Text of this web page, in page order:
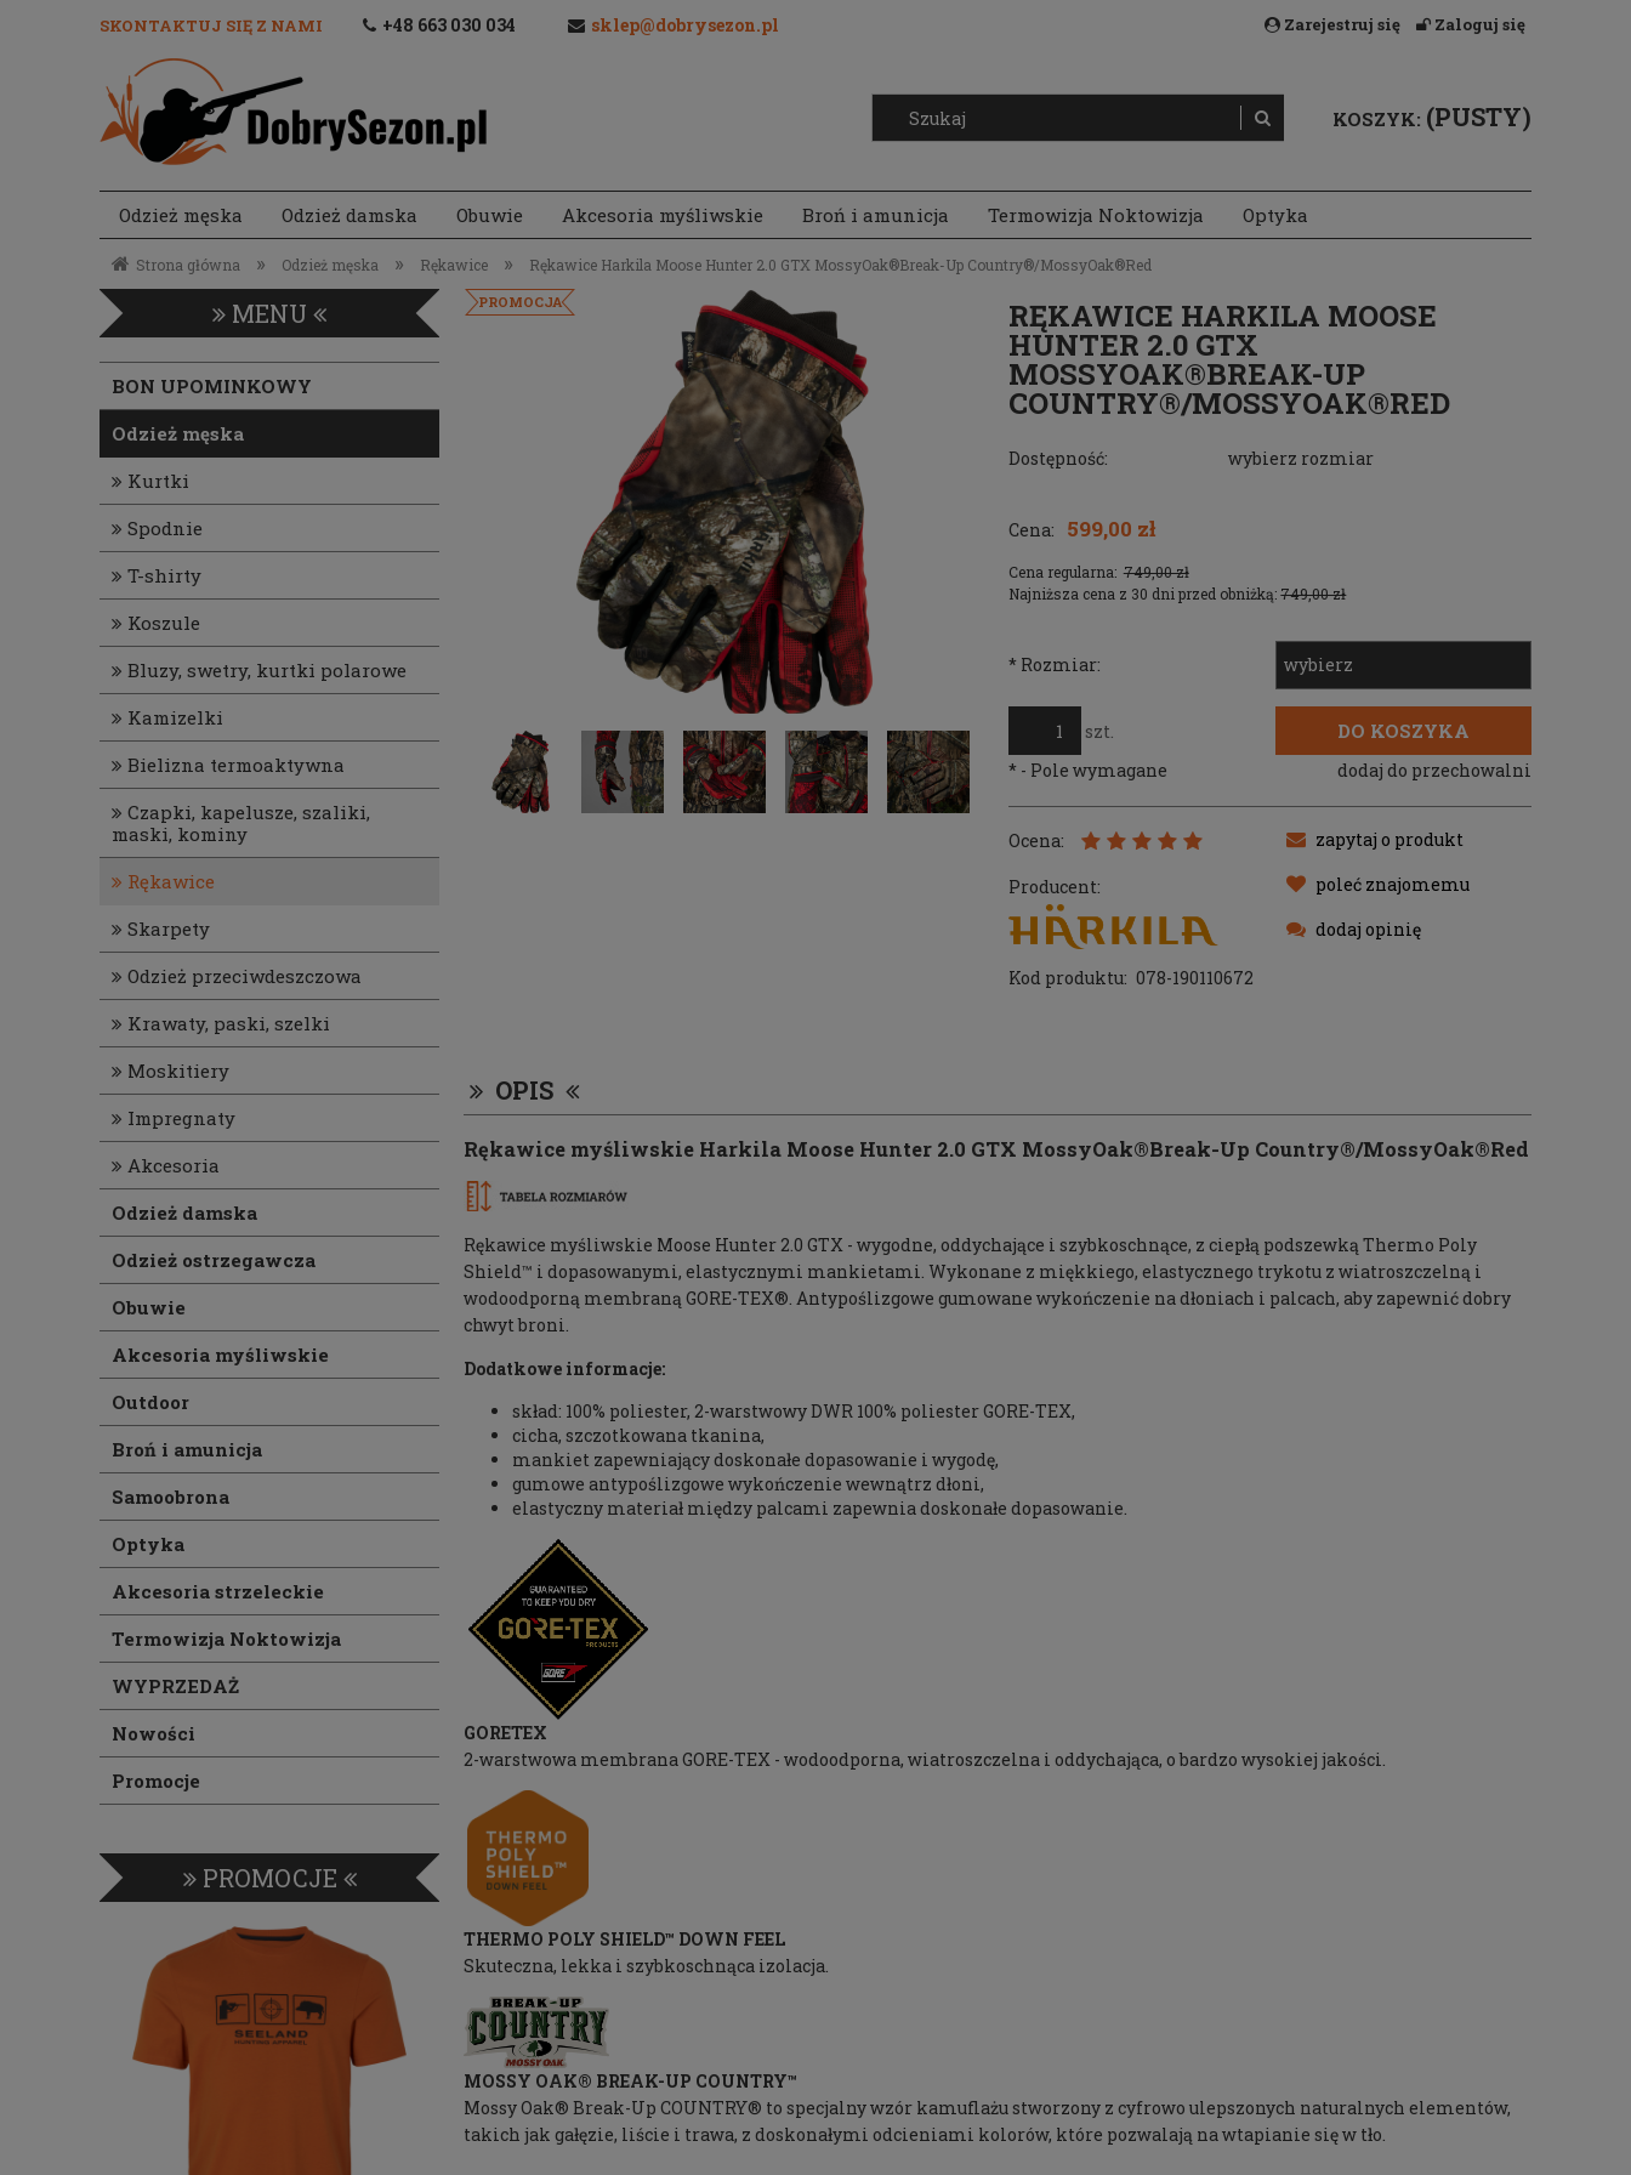
SKONTAKTUJ SIĘ Z NAMI +48 663 030 034 sklep@dobrysezon.pl Zarejestruj się Zaloguj się
KOSZYK: (PUSTY)
Odzież męska Odzież damska Obuwie Akcesoria myśliwskie Broń i amunicja Termowizja Noktowizja
Optyka
Akcesoria strzeleckie
Strona główna » Odzież męska » Rękawice » Rękawice Harkila Moose Hunter 2.0 GTX MossyOak®Break-Up Country®/MossyOak®Red
MENU
BON UPOMINKOWY
Odzież męska
Kurtki
Spodnie
T-shirty
Koszule
Bluzy, swetry, kurtki polarowe
Kamizelki
Bielizna termoaktywna
Czapki, kapelusze, szaliki,
maski, kominy
Rękawice
Skarpety
Odzież przeciwdeszczowa
Krawaty, paski, szelki
Moskitiery
Impregnaty
Akcesoria
Odzież damska
Odzież ostrzegawcza
Obuwie
Akcesoria myśliwskie
Outdoor
Broń i amunicja
Samoobrona
Optyka
Akcesoria strzeleckie
Termowizja Noktowizja
WYPRZEDAŻ
Nowości
Promocje
PROMOCJE
PROMOCJA RĘKAWICE HARKILA MOOSE
HUNTER 2.0 GTX
MOSSYOAK®BREAK-UP
COUNTRY®/MOSSYOAK®RED
Dostępność: wybierz rozmiar
Cena: 599,00 zł
Cena regularna: 749,00 zł
Najniższa cena z 30 dni przed obniżką:749,00 zł
* Rozmiar:
szt. DO KOSZYKA
dodaj do przechowalni
* - Pole wymagane
Ocena:
Producent:
Kod produktu: 078-190110672
zapytaj o produkt
poleć znajomemu
dodaj opinię
OPIS
Rękawice myśliwskie Harkila Moose Hunter 2.0 GTX MossyOak®Break-Up Country®/MossyOak®Red
Rękawice myśliwskie Moose Hunter 2.0 GTX - wygodne, oddychające i szybkoschnące, z ciepłą podszewką Thermo Poly
Shield™ i dopasowanymi, elastycznymi mankietami. Wykonane z miękkiego, elastycznego trykotu z wiatroszczelną i
wodoodporną membraną GORE-TEX®. Antypoślizgowe gumowane wykończenie na dłoniach i palcach, aby zapewnić dobry
chwyt broni.
Dodatkowe informacje:
skład: 100% poliester, 2-warstwowy DWR 100% poliester GORE-TEX,
cicha, szczotkowana tkanina,
mankiet zapewniający doskonałe dopasowanie i wygodę,
gumowe antypoślizgowe wykończenie wewnątrz dłoni,
elastyczny materiał między palcami zapewnia doskonałe dopasowanie.
GORETEX
2-warstwowa membrana GORE-TEX - wodoodporna, wiatroszczelna i oddychająca, o bardzo wysokiej jakości.
THERMO POLY SHIELD™ DOWN FEEL
Skuteczna, lekka i szybkoschnąca izolacja.
MOSSY OAK® BREAK-UP COUNTRY™
Mossy Oak® Break-Up COUNTRY® to specjalny wzór kamuflażu stworzony z cyfrowo ulepszonych naturalnych elementów,
takich jak gałęzie, liście i trawa, z doskonałymi odcieniami kolorów, które pozwalają na wtapianie się w tło.